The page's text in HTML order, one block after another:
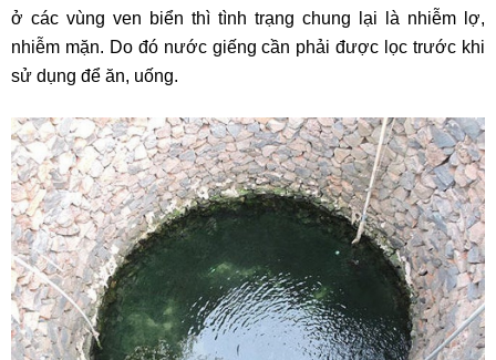
ở các vùng ven biển thì tình trạng chung lại là nhiễm lợ,
nhiễm mặn. Do đó nước giếng cần phải được lọc trước khi
sử dụng để ăn, uống.